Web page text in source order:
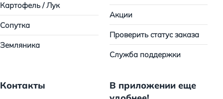
Картофель / Лук
Сопутка
Земляника
Акции
Проверить статус заказа
Служба поддержки
Контакты
В приложении еще